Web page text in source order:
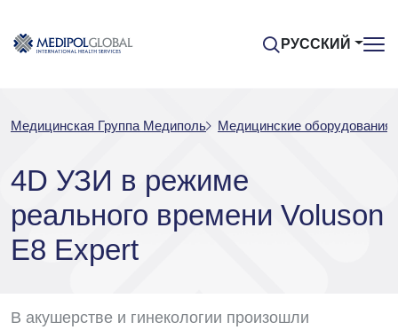
РУССКИЙ
Медицинская Группа Медиполь Медицинские оборудования
4D УЗИ в режиме
реального времени Voluson
E8 Expert
В акушерстве и гинекологии произошли